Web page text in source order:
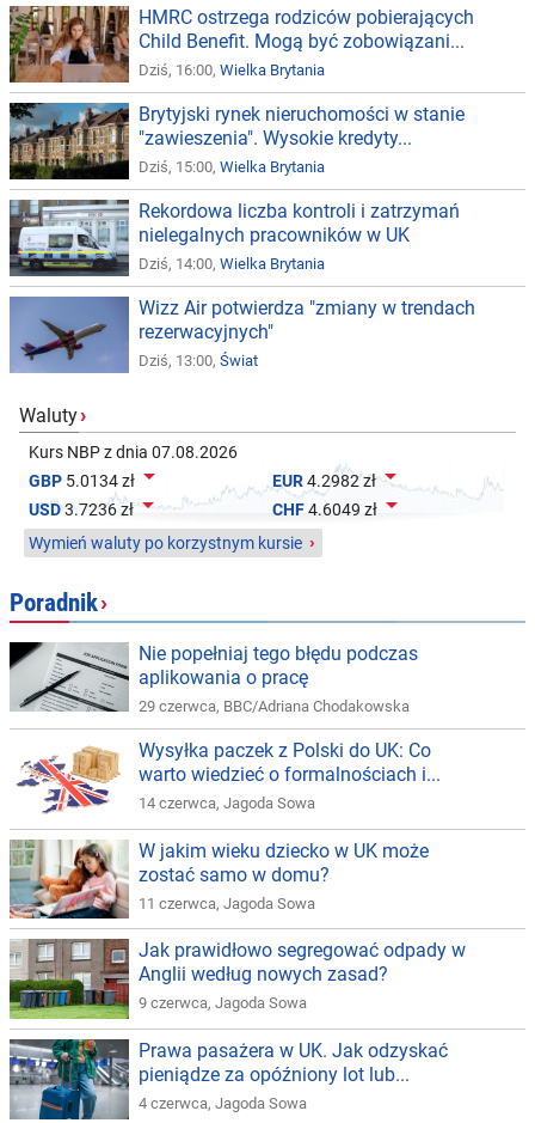
HMRC ostrzega rodziców pobierających
Child Benefit. Mogą być zobowiązani...
Dziś, 16:00, Wielka Brytania
Brytyjski rynek nieruchomości w stanie
"zawieszenia". Wysokie kredyty...
Dziś, 15:00, Wielka Brytania
Rekordowa liczba kontroli i zatrzymań
nielegalnych pracowników w UK
Dziś, 14:00, Wielka Brytania
Wizz Air potwierdza "zmiany w trendach
rezerwacyjnych"
Dziś, 13:00, Świat
Waluty›
Kurs NBP z dnia 07.08.2026
GBP 5.0134 zł  EUR4.2982 zł
USD3.7236 zł CHF4.6049 zł 
Wymień waluty po korzystnym kursie ›
Poradnik›
Nie popełniaj tego błędu podczas
aplikowania o pracę
29 czerwca, BBC/Adriana Chodakowska
Wysyłka paczek z Polski do UK: Co
warto wiedzieć o formalnościach i...
14 czerwca, Jagoda Sowa
W jakim wieku dziecko w UK może
zostać samo w domu?
11 czerwca, Jagoda Sowa
Jak prawidłowo segregować odpady w
Anglii według nowych zasad?
9 czerwca, Jagoda Sowa
Prawa pasażera w UK. Jak odzyskać
pieniądze za opóźniony lot lub...
4 czerwca, Jagoda Sowa